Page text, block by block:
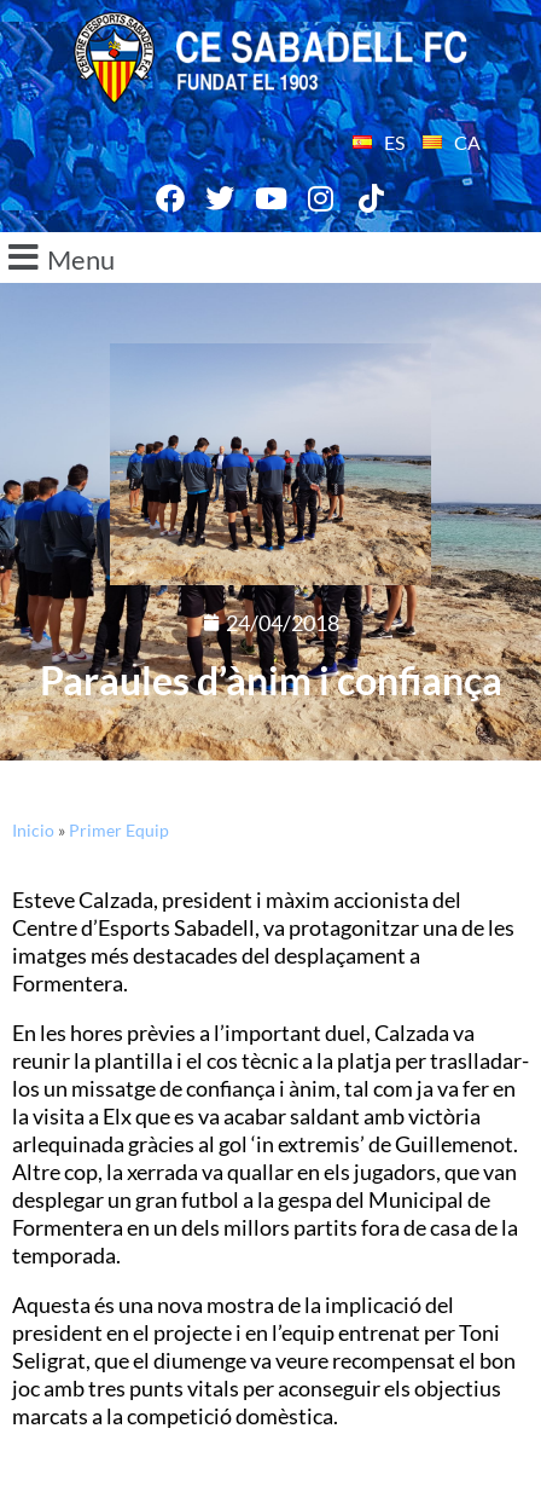
ES CA
Menu
24/04/2018
Paraules d’ànim i confiança
Inicio » Primer Equip
Esteve Calzada, president i màxim accionista del
Centre d’Esports Sabadell, va protagonitzar una de les
imatges més destacades del desplaçament a
Formentera.
En les hores prèvies a l’important duel, Calzada va
reunir la plantilla i el cos tècnic a la platja per traslladar-
los un missatge de confiança i ànim, tal com ja va fer en
la visita a Elx que es va acabar saldant amb victòria
arlequinada gràcies al gol ‘in extremis’ de Guillemenot.
Altre cop, la xerrada va quallar en els jugadors, que van
desplegar un gran futbol a la gespa del Municipal de
Formentera en un dels millors partits fora de casa de la
temporada.
Aquesta és una nova mostra de la implicació del
president en el projecte i en l’equip entrenat per Toni
Seligrat, que el diumenge va veure recompensat el bon
joc amb tres punts vitals per aconseguir els objectius
marcats a la competició domèstica.